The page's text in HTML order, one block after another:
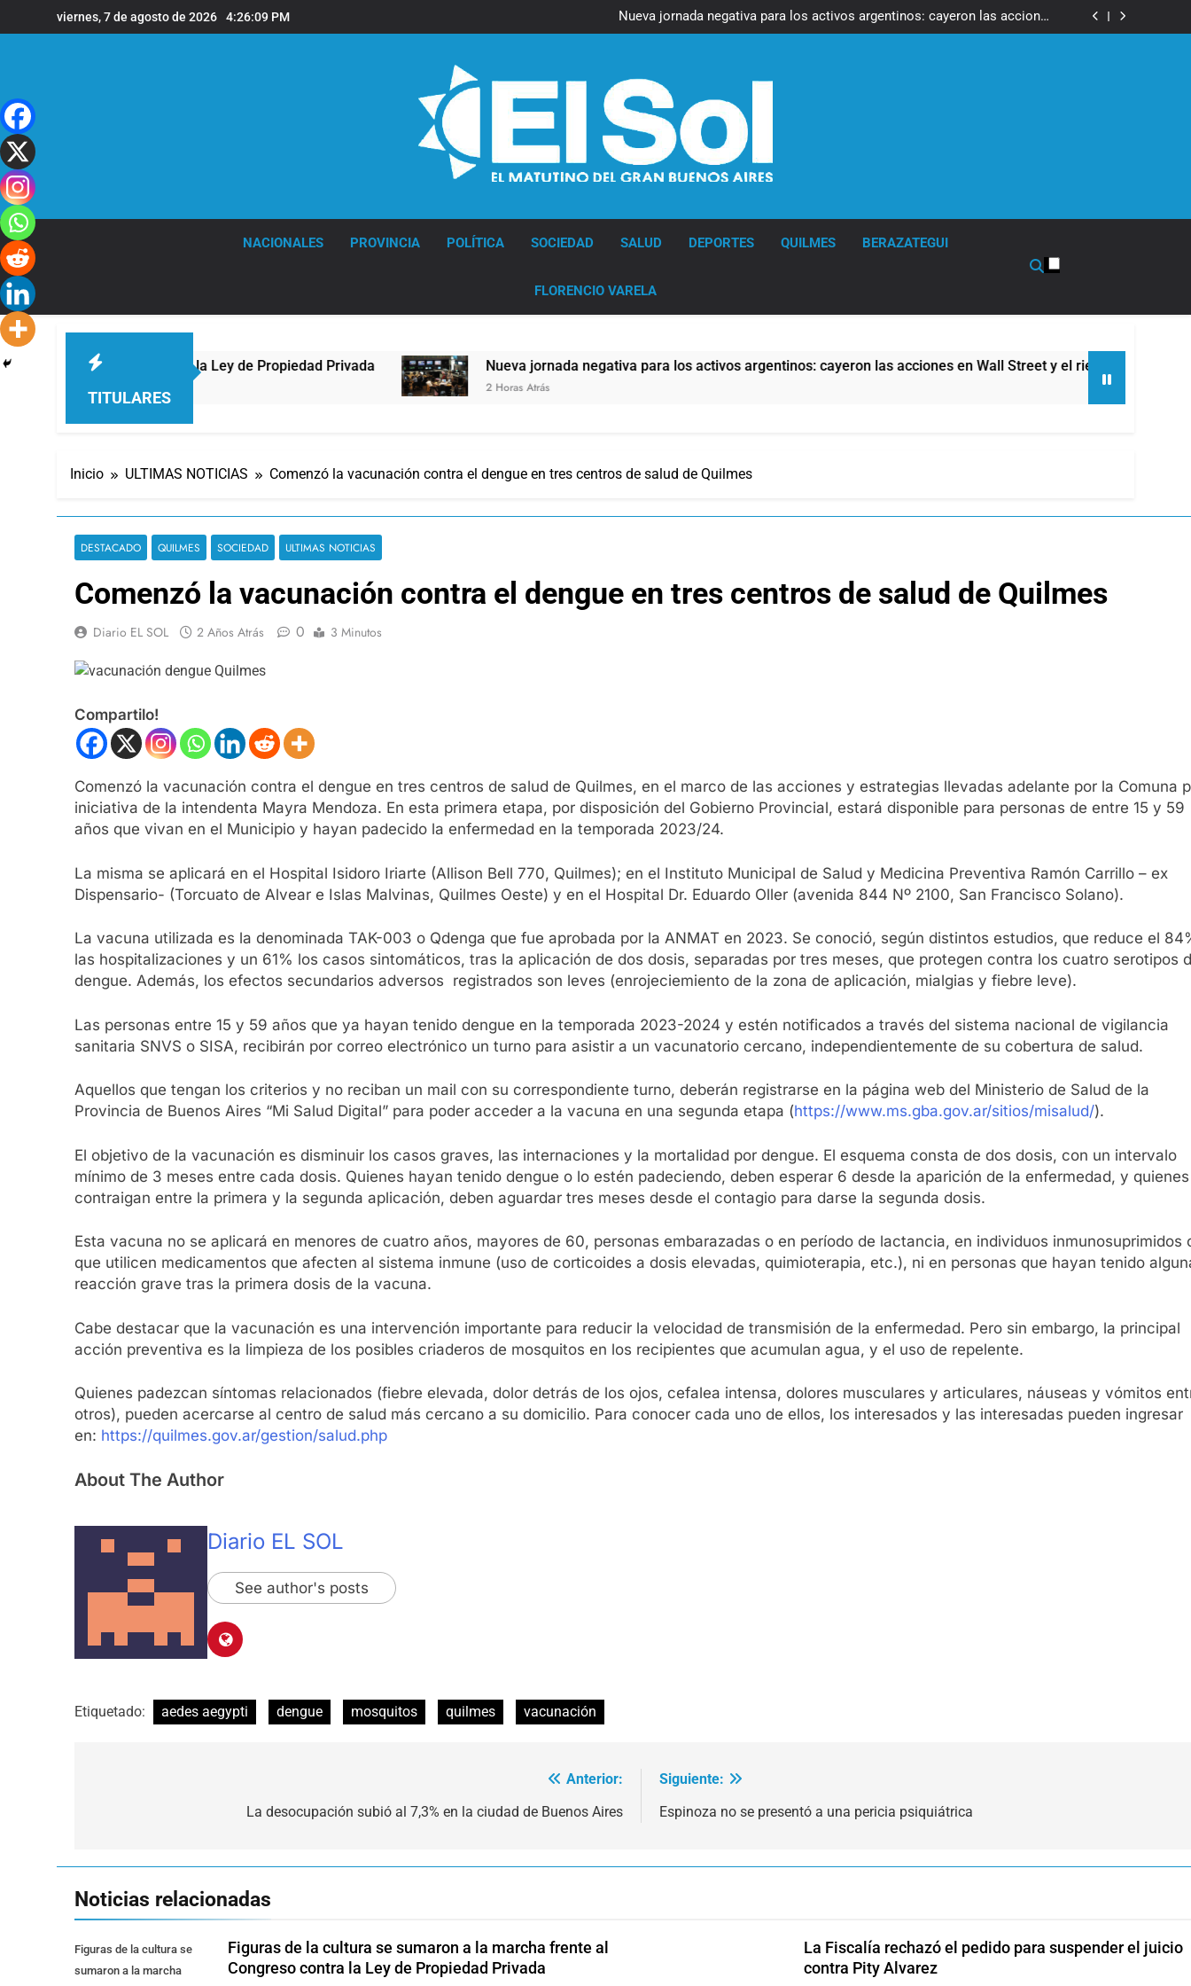
al
viernes, 7 de agosto de 2026 4:26:10 PM
Ley de Propiedad Privada
Nueva jornada negativa para los activos argentinos: cayeron las acciones
en Wall Street y el riesgo país quedó al borde de los 450 puntos
Jorge Macri condenó los disturbios frente al Congreso y calificó a los
Nueva jornada negativa para los activos argentinos: cayeron las acciones
Jorge Macri condenó los disturbios frente al Congreso y calificó a los
Día Internacional de la Cerveza: los tres secretos para servirla
NACIONALES PROVINCIA POLÍTICA SOCIEDAD SALUD DEPORTES QUILMES BERAZATEGUI
FLORENCIO VARELA
TITULARES
al Congreso contra la Ley de Propiedad Privada Nueva jornada negativa para los activos argentinos: cayeron las acciones en Wall Street y el riesgo país quedó al
2 Horas Atrás
Inicio ULTIMAS NOTICIAS Comenzó la vacunación contra el dengue en tres centros de salud de Quilmes
DESTACADO QUILMES SOCIEDAD ULTIMAS NOTICIAS
Comenzó la vacunación contra el dengue en tres centros de salud de Quilmes
Diario EL SOL 2 Años Atrás 0 3 Minutos
Compartilo!
Comenzó la vacunación contra el dengue en tres centros de salud de Quilmes, en el marco de las acciones y estrategias llevadas adelante por la Comuna
iniciativa de la intendenta Mayra Mendoza. En esta primera etapa, por disposición del Gobierno Provincial, estará disponible para personas de entre 15 y 59
años que vivan en el Municipio y hayan padecido la enfermedad en la temporada 2023/24.
La misma se aplicará en el Hospital Isidoro Iriarte (Allison Bell 770, Quilmes); en el Instituto Municipal de Salud y Medicina Preventiva Ramón Carrillo – ex
Dispensario- (Torcuato de Alvear e Islas Malvinas, Quilmes Oeste) y en el Hospital Dr. Eduardo Oller (avenida 844 Nº 2100, San Francisco Solano).
La vacuna utilizada es la denominada TAK-003 o Qdenga que fue aprobada por la ANMAT en 2023. Se conoció, según distintos estudios, que reduce el
las hospitalizaciones y un 61% los casos sintomáticos, tras la aplicación de dos dosis, separadas por tres meses, que protegen contra los cuatro serotipos
dengue. Además, los efectos secundarios adversos registrados son leves (enrojeciemiento de la zona de aplicación, mialgias y fiebre leve).
Las personas entre 15 y 59 años que ya hayan tenido dengue en la temporada 2023-2024 y estén notificados a través del sistema nacional de vigilancia
sanitaria SNVS o SISA, recibirán por correo electrónico un turno para asistir a un vacunatorio cercano, independientemente de su cobertura de salud.
Aquellos que tengan los criterios y no reciban un mail con su correspondiente turno, deberán registrarse en la página web del Ministerio de Salud de la
Provincia de Buenos Aires “Mi Salud Digital” para poder acceder a la vacuna en una segunda etapa (https://www.ms.gba.gov.ar/sitios/misalud/).
El objetivo de la vacunación es disminuir los casos graves, las internaciones y la mortalidad por dengue. El esquema consta de dos dosis, con un intervalo
mínimo de 3 meses entre cada dosis. Quienes hayan tenido dengue o lo estén padeciendo, deben esperar 6 desde la aparición de la enfermedad, y
contraigan entre la primera y la segunda aplicación, deben aguardar tres meses desde el contagio para darse la segunda dosis.
Esta vacuna no se aplicará en menores de cuatro años, mayores de 60, personas embarazadas o en período de lactancia, en individuos inmunosuprimidos
que utilicen medicamentos que afecten al sistema inmune (uso de corticoides a dosis elevadas, quimioterapia, etc.), ni en personas que hayan tenido
reacción grave tras la primera dosis de la vacuna.
Cabe destacar que la vacunación es una intervención importante para reducir la velocidad de transmisión de la enfermedad. Pero sin embargo, la principal
acción preventiva es la limpieza de los posibles criaderos de mosquitos en los recipientes que acumulan agua, y el uso de repelente.
Quienes padezcan síntomas relacionados (fiebre elevada, dolor detrás de los ojos, cefalea intensa, dolores musculares y articulares, náuseas y vómitos
otros), pueden acercarse al centro de salud más cercano a su domicilio. Para conocer cada uno de ellos, los interesados y las interesadas pueden ingresar
en: https://quilmes.gov.ar/gestion/salud.php
About The Author
Diario EL SOL
See author's posts
Etiquetado: aedes aegypti dengue mosquitos quilmes vacunación
Anterior:
La desocupación subió al 7,3% en la ciudad de Buenos Aires
Siguiente:
Espinoza no se presentó a una pericia psiquiátrica
Noticias relacionadas
Figuras de la cultura se
sumaron a la marcha
Figuras de la cultura se sumaron a la marcha frente al
Congreso contra la Ley de Propiedad Privada
La Fiscalía rechazó el pedido para suspender el juicio
contra Pity Alvarez